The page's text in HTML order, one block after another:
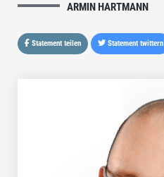
ARMIN HARTMANN
Statement teilen Statement twittern